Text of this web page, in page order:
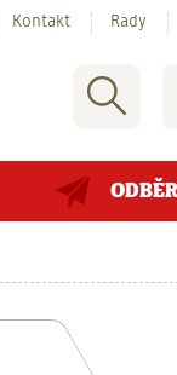
Kontakt Rady